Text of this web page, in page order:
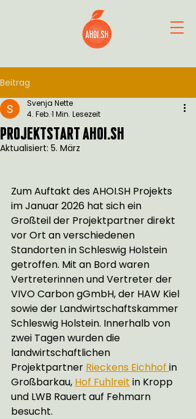
Beitrag
projektstart ahoi.sh
Svenja Nette
4. Feb.1 Min. Lesezeit
Aktualisiert: 5. März
Zum Auftakt des AHOI.SH Projekts
im Januar 2026 hat sich ein
Großteil der Projektpartner direkt
vor Ort an verschiedenen
Standorten in Schleswig Holstein
getroffen. Mit an Bord waren
Vertreterinnen und Vertreter der
VIVO Carbon gGmbH, der HAW Kiel
sowie der Landwirtschaftskammer
Schleswig Holstein. Innerhalb von
zwei Tagen wurden die
landwirtschaftlichen
Projektpartner Rieckens Eichhof in
Großbarkau, Hof Fuhlreit in Kropp
und LWB Rauert auf Fehmarn
besucht.